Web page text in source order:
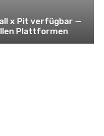
x Pit verfügbar —
Plattformen